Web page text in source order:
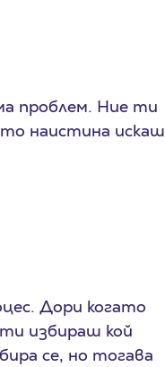
проблем. Ние ти
наистина искаш
Дори когато
избираш кой
се, но тогава